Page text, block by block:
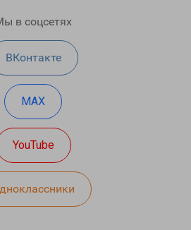
в соцсетях
ВКонтакте
MAX
YouTube